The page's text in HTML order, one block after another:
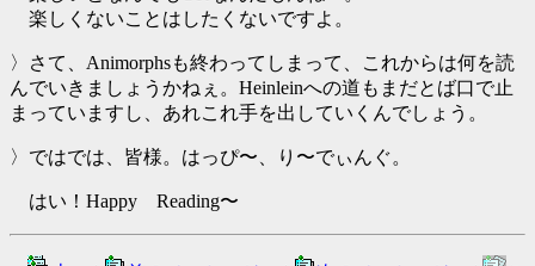
楽しくないことはしたくないですよ。
〉さて、Animorphsも終わってしまって、これからは何を読
んでいきましょうかねぇ。Heinleinへの道もまだとば口で止
まっていますし、あれこれ手を出していくんでしょう。
〉ではでは、皆様。はっぴ〜、り〜でぃんぐ。
はい！Happy Reading〜